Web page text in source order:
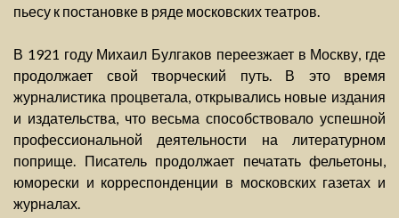
пьесу к постановке в ряде московских театров.
В 1921 году Михаил Булгаков переезжает в Москву, где
продолжает свой творческий путь. В это время
журналистика процветала, открывались новые издания
и издательства, что весьма способствовало успешной
профессиональной деятельности на литературном
поприще. Писатель продолжает печатать фельетоны,
юморески и корреспонденции в московских газетах и
журналах.